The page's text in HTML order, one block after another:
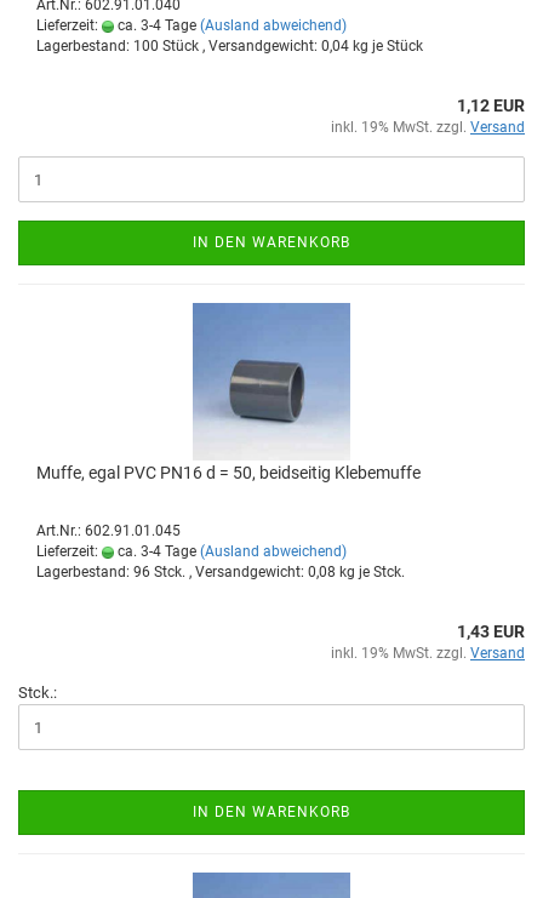
Art.Nr.: 602.91.01.040
Lieferzeit:
ca. 3-4 Tage (Ausland abweichend)
Lagerbestand: 100 Stück , Versandgewicht: 0,04 kg je Stück
1,12 EUR
inkl. 19% MwSt. zzgl. Versand
IN DEN WARENKORB
Muffe, egal PVC PN16 d = 50, beid­sei­tig Kle­be­muf­fe
Art.Nr.: 602.91.01.045
Lieferzeit:
ca. 3-4 Tage (Ausland abweichend)
Lagerbestand: 96 Stck. , Versandgewicht: 0,08 kg je Stck.
1,43 EUR
inkl. 19% MwSt. zzgl. Versand
Stck.:
IN DEN WARENKORB